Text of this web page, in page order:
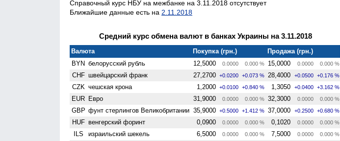
Справочный курс НБУ на межбанке на 3.11.2018 отсутствует
Ближайшие данные есть на 2.11.2018
Средний курс обмена валют в банках Украины на 3.11.2018
Валюта Покупка (грн.)
Продажа (грн.)
BYN белорусский рубль 12,5000 0.0000 0.000 % 15,0000 0.0000 0.000 %
CHF швейцарский франк 27,2700 +0.0200 +0.073 % 28,4000 +0.0500 +0.176 %
CZK чешская крона 1,2000 +0.0100 +0.840 % 1,3050 +0.0400 +3.162 %
EUR Евро 31,9000 0.0000 0.000 % 32,3000 0.0000 0.000 %
GBP фунт стерлингов Велико­британии 35,9000 +0.5000 +1.412 % 37,0000 +0.2500 +0.680 %
HUF венгерский форинт 0,0900 0.0000 0.000 % 0,1020 0.0000 0.000 %
ILS израильский шекель 6,5000 0.0000 0.000 % 7,5000 0.0000 0.000 %